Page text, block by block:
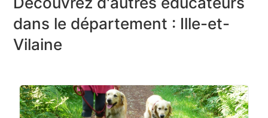
dans le département : Ille-et-
Vilaine